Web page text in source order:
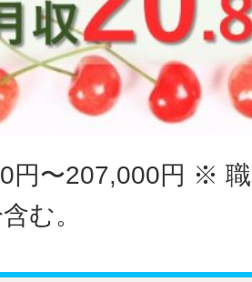
円〜207,000円 ※ 職
む。